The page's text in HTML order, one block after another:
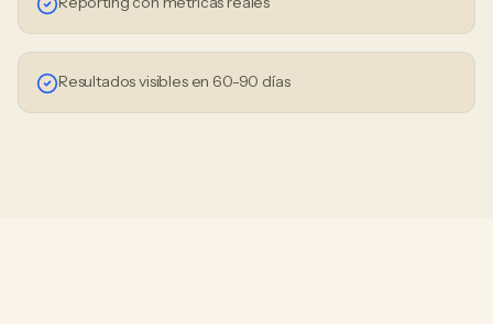
Resultados visibles en 60-90 días